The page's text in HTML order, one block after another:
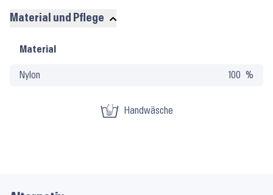
Material und Pflege
Material
Pflege
Material
Nylon 100
Handwäsche